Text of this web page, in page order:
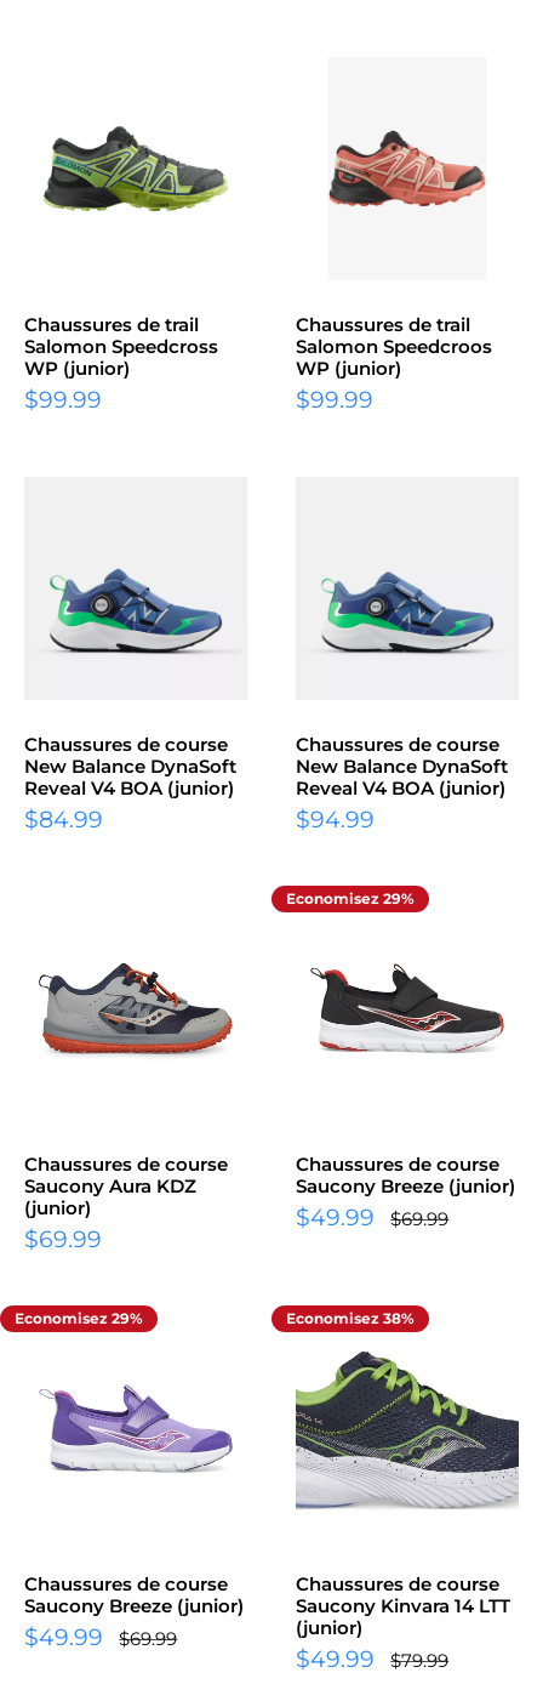
Chaussures de trail
Salomon Speedcross
WP (junior)
$99.99
Chaussures de trail
Salomon Speedcroos
WP (junior)
$99.99
Chaussures de course
New Balance DynaSoft
Reveal V4 BOA (junior)
$84.99
Chaussures de course
New Balance DynaSoft
Reveal V4 BOA (junior)
$94.99
Chaussures de course
Saucony Aura KDZ
(junior)
$69.99
Economisez 29%
Chaussures de course
Saucony Breeze (junior)
$49.99 $69.99
Economisez 29%
Chaussures de course
Saucony Breeze (junior)
$49.99 $69.99
Economisez 38%
Chaussures de course
Saucony Kinvara 14 LTT
(junior)
$49.99 $79.99